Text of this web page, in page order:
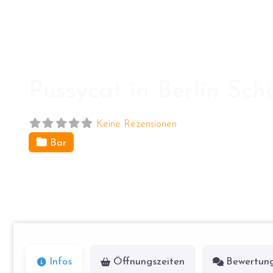
Keine Rezensionen
Bar
Infos Öffnungszeiten